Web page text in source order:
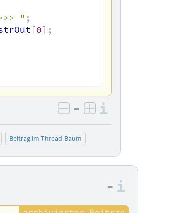
" ;
[0] ;
negativ bewerten
– positiv bewerten
Beitrag im Thread-Baum
–